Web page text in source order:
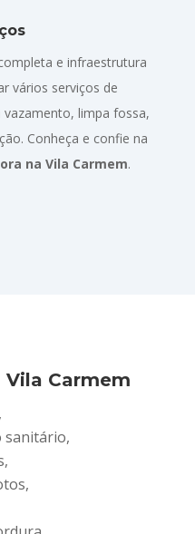
e infraestrutura
vários serviços de
limpa fossa,
Conheça e confie na
na Vila Carmem.
Carmem
sanitário,